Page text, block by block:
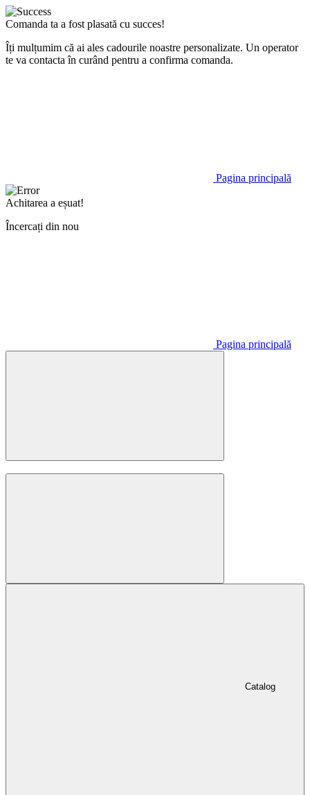
Comanda ta a fost plasată cu succes!
Îți mulțumim că ai ales cadourile noastre personalizate. Un operator
te va contacta în curând pentru a confirma comanda.
Pagina principală
Achitarea a eșuat!
Încercați din nou
Pagina principală
Catalog